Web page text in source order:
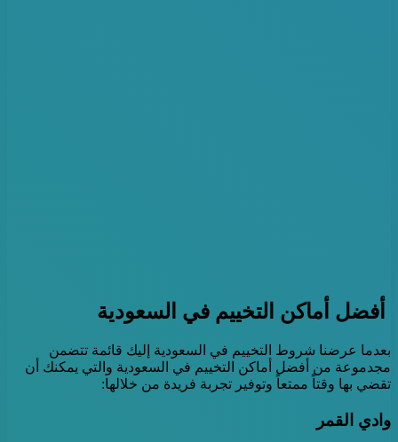
أفضل أماكن التخييم في السعودية
بعدما عرضنا شروط التخييم في السعودية إليك قائمة تتضمن
مجدموعة من أفضل أماكن التخييم في السعودية والتي يمكنك أن
تقضي بها وقتاً ممتعاً وتوفير تجربة فريدة من خلالها:
وادي القمر